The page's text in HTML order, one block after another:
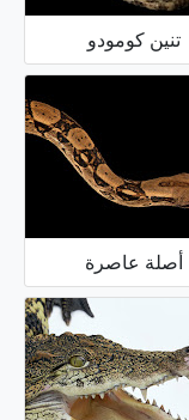
تنين كومودو
أصلة عاصرة